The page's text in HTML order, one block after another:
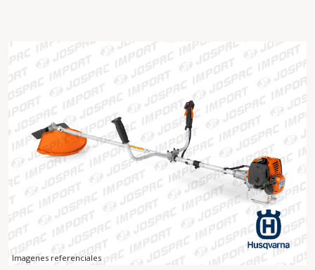
Imagenes referenciales